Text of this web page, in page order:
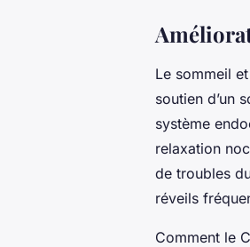
Le sommeil
soutien d’un
système
relaxation
de troubles
réveils
Comment le